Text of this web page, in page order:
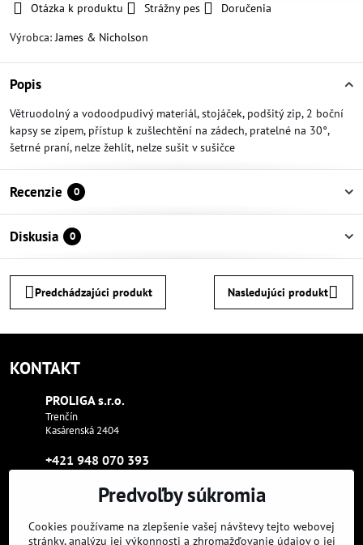
Otázka k produktu Strážny pes
Doručenia
Výrobca:James & Nicholson
Popis
Větruodolný a vodoodpudivý materiál, stojáček, podšitý zip, 2 boční
kapsy se zipem, přístup k zušlechtění na zádech, pratelné na 30°,
šetrné praní, nelze žehlit, nelze sušit v sušičce
Recenzie 0
Diskusia 0
Predchádzajúci produkt Nasledujúci produkt
KONTAKT
PROLIGA s​.r​.o​.
Trenčín
Kasárenská 2404
+421 948 070 393
proliga​@proliga​.eu
Sme tam, kde aj vy:
Predvoľby súkromia
Cookies používame na zlepšenie vašej návštevy tejto webovej
stránky, analýzu jej výkonnosti a zhromažďovanie údajov o jej